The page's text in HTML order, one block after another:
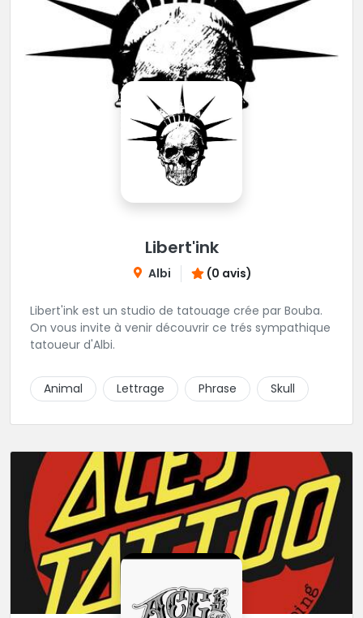
Libert'ink
Albi (0 avis)
Libert'ink est un studio de tatouage crée par Bouba.
On vous invite à venir découvrir ce trés sympathique
tatoueur d'Albi.
Animal Lettrage Phrase Skull